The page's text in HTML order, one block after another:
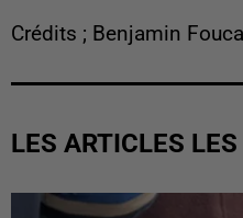
Crédits ; Benjamin
LES ARTICLES